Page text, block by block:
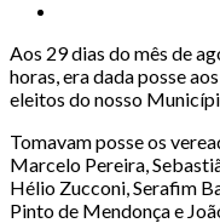
Aos 29 dias do mês de
horas, era dada posse
eleitos do nosso
Tomavam posse os
Marcelo Pereira,
Hélio Zucconi, Serafim
Pinto de Mendonça e